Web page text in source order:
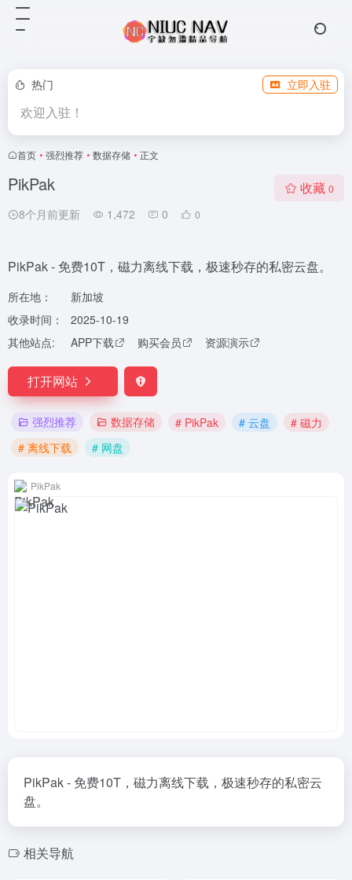
热门 立即入驻
欢迎入驻！
首页 • 强烈推荐 • 数据存储 • 正文
PikPak
8个月前更新 1,472 0 0
收藏 0
PikPak - 免费10T，磁力离线下载，极速秒存的私密云盘。
所在地：
新加坡
收录时间：
2025-10-19
其他站点:
APP下载 购买会员 资源演示
打开网站
强烈推荐 数据存储 # PikPak # 云盘
# 磁力
# 离线下载
# 网盘
PikPak
PikPak - 免费10T，磁力离线下载，极速秒存的私密云
盘。
相关导航